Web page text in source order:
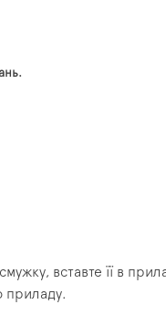
вставте її в
приладу.